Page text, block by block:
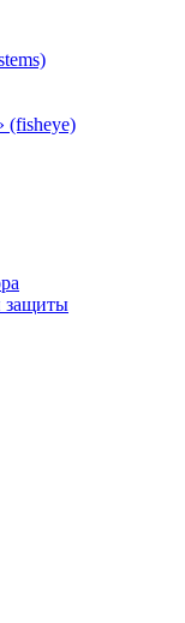
(fisheye)
защиты